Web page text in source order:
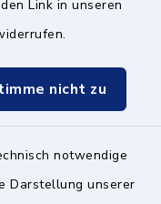
Link in unseren
nicht zu
notwendige
Darstellung unserer